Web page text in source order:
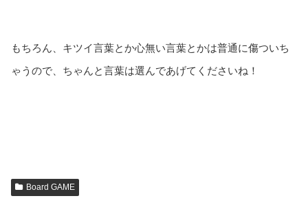
もちろん、キツイ言葉とか心無い言葉とかは普通に傷ついち
ゃうので、ちゃんと言葉は選んであげてくださいね！
Board GAME